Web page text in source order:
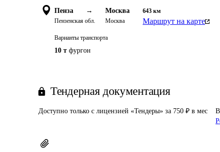
Пенза →
Пензенская обл.
Москва
Москва
643 км
Маршрут на карте
Варианты транспорта
10 т фургон
Тендерная документация
Доступно только с лицензией «Тендеры» за 750 ₽ в мес